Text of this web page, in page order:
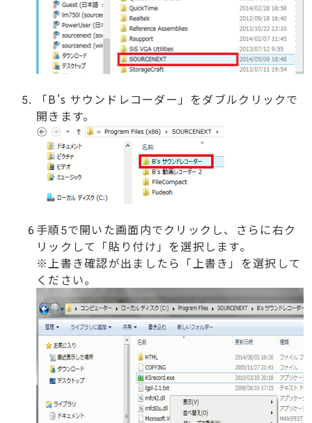
「B's サウンドレコーダー」をダブルクリックで
開きます。
手順5で開いた画面内でクリックし、さらに右ク
リックして「貼り付け」を選択します。
※上書き確認が出ましたら「上書き」を選択して
ください。